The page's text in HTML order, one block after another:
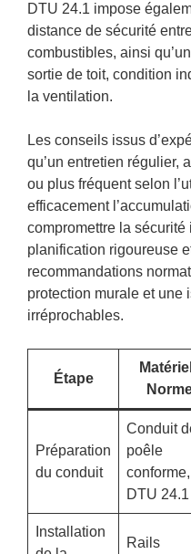
DTU 24.1 impose
distance de sécurité
combustibles, ainsi
sortie de toit, condition
la ventilation.
Les conseils issus
qu’un entretien régulier,
ou plus fréquent selon
efficacement
compromettre la
planification rigoureuse
recommandations
protection murale et une
irréprochables.
Étape
Préparation
du conduit
Conduit
poêle
conforme,
DTU 24.1
Installation
Rails